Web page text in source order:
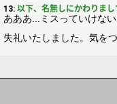
13: 以下、名無しにかわりま
あああ...ミスっていけな
失礼いたしました。気をつ